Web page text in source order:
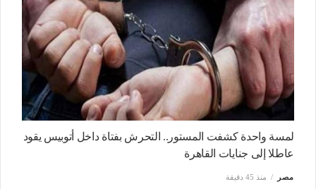
لمسة واحدة كشفت المستور.. التحرش بفتاة داخل أتوبيس يقود
عاطلا إلى جنايات القاهرة
مصر منذ 45 دقيقة